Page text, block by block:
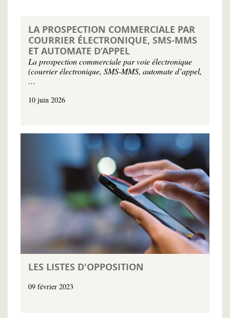
LA PROSPECTION COMMERCIALE PAR
COURRIER ÉLECTRONIQUE, SMS-MMS
ET AUTOMATE D’APPEL
La prospection commerciale par voie électronique
(courrier électronique, SMS-MMS, automate d’appel,
…
10 juin 2026
LES LISTES D'OPPOSITION
09 février 2023